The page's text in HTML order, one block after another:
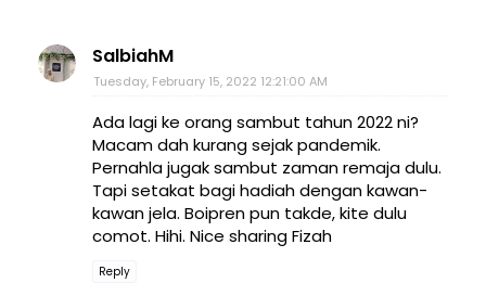
SalbiahM
Tuesday, February 15, 2022 12:21:00 AM
Ada lagi ke orang sambut tahun 2022 ni?
Macam dah kurang sejak pandemik.
Pernahla jugak sambut zaman remaja dulu.
Tapi setakat bagi hadiah dengan kawan-
kawan jela. Boipren pun takde, kite dulu
comot. Hihi. Nice sharing Fizah
Reply